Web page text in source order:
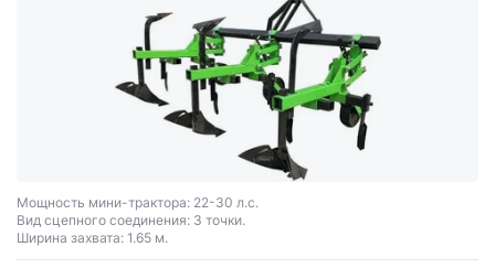
Мощность мини-трактора: 22-30 л.с.
Вид сцепного соединения: 3 точки.
Ширина захвата: 1.65 м.